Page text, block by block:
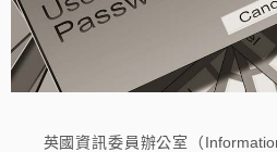
英國資訊委員辦公室（Information